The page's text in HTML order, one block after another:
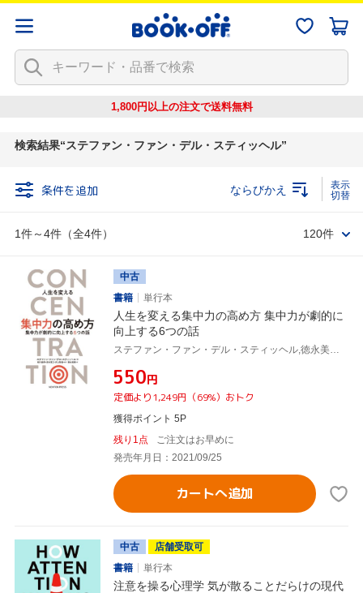
1,800円以上の注文で送料無料
検索結果 ステファン・ファン・デル・スティッヘル
条件を追加
1件～4件（全4件）
ならびかえ
120件
中古
書籍
単行本
人生を変える集中力の高め方 集中力が劇的に
向上する6つの話
ステファン・ファン・デル・スティッヘル,徳永美恵,枝川義邦,清水寛之,井上智義
¥550円
定価より1,249円（69%）おトク
獲得ポイント 5P
残り1点
ご注文はお早めに
発売年月日：2021/09/25
カートへ追加
中古
店舗受取可
書籍
単行本
注意を操る心理学 気が散ることだらけの現代